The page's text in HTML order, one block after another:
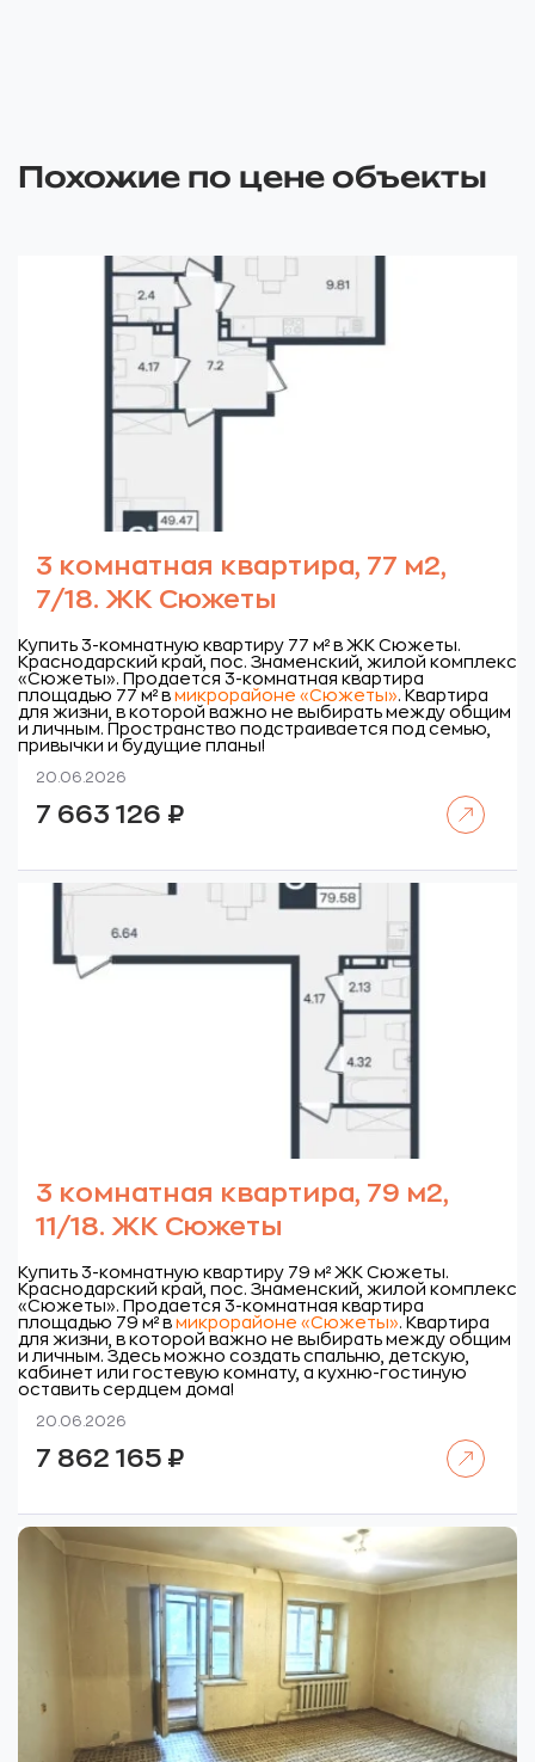
Похожие по цене объекты
3 комнатная квартира, 77 м2,
7/18. ЖК Сюжеты
Купить 3-комнатную квартиру 77 м² в ЖК Сюжеты.
Краснодарский край, пос. Знаменский, жилой комплекс
«Сюжеты». Продается 3-комнатная квартира
площадью 77 м² в микрорайоне «Сюжеты». Квартира
для жизни, в которой важно не выбирать между общим
и личным. Пространство подстраивается под семью,
привычки и будущие планы!
20.06.2026
7 663 126 ₽
3 комнатная квартира, 79 м2,
11/18. ЖК Сюжеты
Купить 3-комнатную квартиру 79 м² ЖК Сюжеты.
Краснодарский край, пос. Знаменский, жилой комплекс
«Сюжеты». Продается 3-комнатная квартира
площадью 79 м² в микрорайоне «Сюжеты». Квартира
для жизни, в которой важно не выбирать между общим
и личным. Здесь можно создать спальню, детскую,
кабинет или гостевую комнату, а кухню-гостиную
оставить сердцем дома!
20.06.2026
7 862 165 ₽